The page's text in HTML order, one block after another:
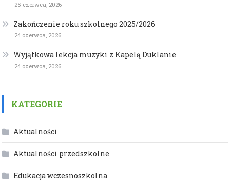
25 czerwca, 2026
Zakończenie roku szkolnego 2025/2026
24 czerwca, 2026
Wyjątkowa lekcja muzyki z Kapelą Duklanie
24 czerwca, 2026
KATEGORIE
Aktualności
Aktualności przedszkolne
Edukacja wczesnoszkolna